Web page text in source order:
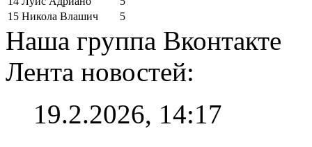
15 Никола Влашич 5
Наша группа Вконтакте
Лента новостей:
19.2.2026, 14:17